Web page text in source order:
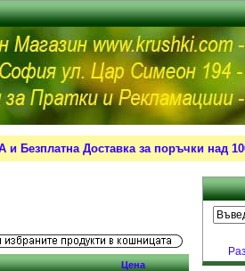
Безплатна Доставка за поръчки над
Цена